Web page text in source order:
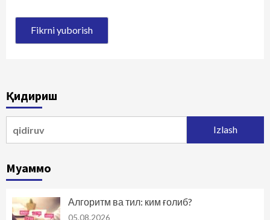
Қидириш
Муаммо
Алгоритм ва тил: ким ғолиб?
05.08.2026